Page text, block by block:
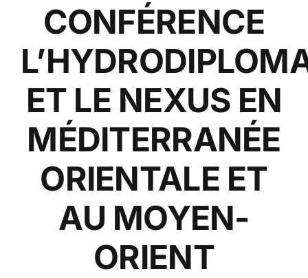
CONFÉRENCE
ET LE NEXUS EN
MÉDITERRANÉE
ORIENTALE ET
AU MOYEN-
ORIENT